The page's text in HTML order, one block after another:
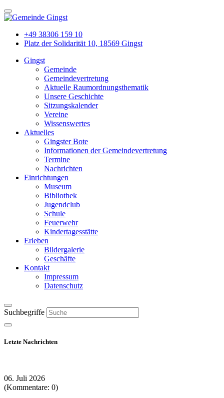
+49 38306 159 10
Platz der Solidarität 10, 18569 Gingst
Gingst
Gemeinde
Gemeindevertretung
Aktuelle Raumordnungsthematik
Unsere Geschichte
Sitzungskalender
Vereine
Wissenswertes
Aktuelles
Gingster Bote
Informationen der Gemeindevertretung
Termine
Nachrichten
Einrichtungen
Museum
Bibliothek
Jugendclub
Schule
Feuerwehr
Kindertagesstätte
Erleben
Bildergalerie
Geschäfte
Kontakt
Impressum
Datenschutz
Suchbegriffe
Letzte Nachrichten
06. Juli 2026
(Kommentare: 0)